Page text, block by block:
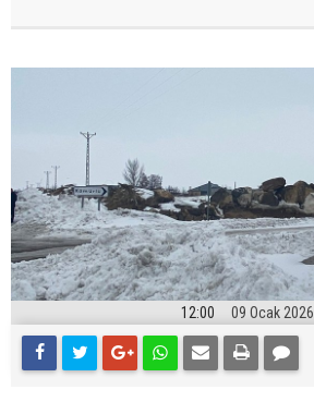
12:00 09 Ocak 2026